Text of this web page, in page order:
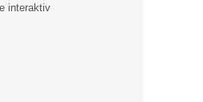
interaktiv